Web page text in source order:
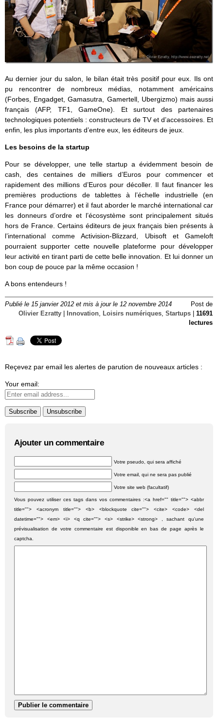
Au dernier jour du salon, le bilan était très positif pour eux. Ils ont
pu rencontrer de nombreux médias, notamment américains
(Forbes, Engadget, Gamasutra, Gamertell, Ubergizmo) mais aussi
français (AFP, TF1, GameOne). Et surtout des partenaires
technologiques potentiels : constructeurs de TV et d’accessoires. Et
enfin, les plus importants d’entre eux, les éditeurs de jeux.
Les besoins de la startup
Pour se développer, une telle startup a évidemment besoin de
cash, des centaines de milliers d’Euros pour commencer et
rapidement des millions d’Euros pour décoller. Il faut financer les
premières productions de tablettes à l’échelle industrielle (en
France pour démarrer) et il faut aborder le marché international car
les donneurs d’ordre et l’écosystème sont principalement situés
hors de France. Certains éditeurs de jeux français bien présents à
l’international comme Activision-Blizzard, Ubisoft et Gameloft
pourraient supporter cette nouvelle plateforme pour développer
leur activité en tirant parti de cette belle innovation. Et lui donner un
bon coup de pouce par la même occasion !
A bons entendeurs !
Publié le 15 janvier 2012 et mis à jour le 12 novembre 2014
Post de
Olivier Ezratty
Innovation Loisirs numériques Startups
11691
lectures
Reçevez par email les alertes de parution de nouveaux articles :
Your email:
Ajouter un commentaire
Votre pseudo, qui sera affiché
Votre email, qui ne sera pas publié
Votre site web (facultatif)
Vous pouvez utiliser ces tags dans vos commentaires :<a href="" title=""> <abbr
title=""> <acronym title=""> <b> <blockquote cite=""> <cite> <code> <del
datetime=""> <em> <i> <q cite=""> <s> <strike> <strong> , sachant qu'une
prévisualisation de votre commentaire est disponible en bas de page après le
captcha.